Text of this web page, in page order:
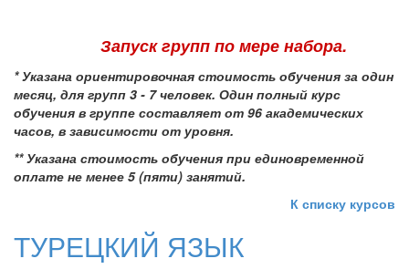
Запуск групп по мере набора.
*Указана ориентировочная стоимость обучения за один
месяц, для групп 3 - 7 человек. Один полный курс
обучения в группе составляет от 96 академических
часов, в зависимости от уровня.
** Указана стоимость обучения при единовременной
оплате не менее 5 (пяти) занятий.
К списку курсов
ТУРЕЦКИЙ ЯЗЫК